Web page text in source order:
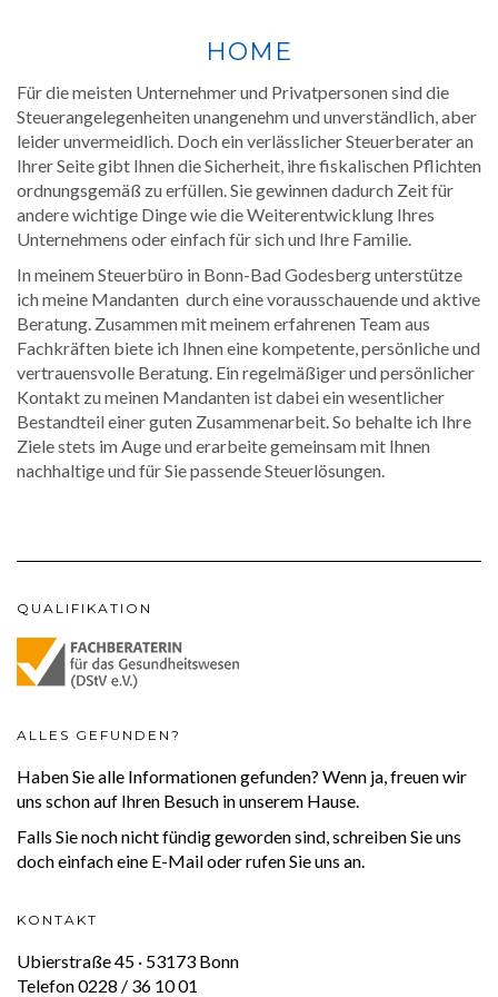
HOME
Für die meisten Unternehmer und Privatpersonen sind die
Steuerangelegenheiten unangenehm und unverständlich, aber
leider unvermeidlich. Doch ein verlässlicher Steuerberater an
Ihrer Seite gibt Ihnen die Sicherheit, ihre fiskalischen Pflichten
ordnungsgemäß zu erfüllen. Sie gewinnen dadurch Zeit für
andere wichtige Dinge wie die Weiterentwicklung Ihres
Unternehmens oder einfach für sich und Ihre Familie.
In meinem Steuerbüro in Bonn-Bad Godesberg unterstütze
ich meine Mandanten durch eine vorausschauende und aktive
Beratung. Zusammen mit meinem erfahrenen Team aus
Fachkräften biete ich Ihnen eine kompetente, persönliche und
vertrauensvolle Beratung. Ein regelmäßiger und persönlicher
Kontakt zu meinen Mandanten ist dabei ein wesentlicher
Bestandteil einer guten Zusammenarbeit. So behalte ich Ihre
Ziele stets im Auge und erarbeite gemeinsam mit Ihnen
nachhaltige und für Sie passende Steuerlösungen.
QUALIFIKATION
ALLES GEFUNDEN?
Haben Sie alle Informationen gefunden? Wenn ja, freuen wir
uns schon auf Ihren Besuch in unserem Hause.
Falls Sie noch nicht fündig geworden sind, schreiben Sie uns
doch einfach eine E-Mail oder rufen Sie uns an.
KONTAKT
Ubierstraße 45 · 53173 Bonn
Telefon 0228 / 36 10 01